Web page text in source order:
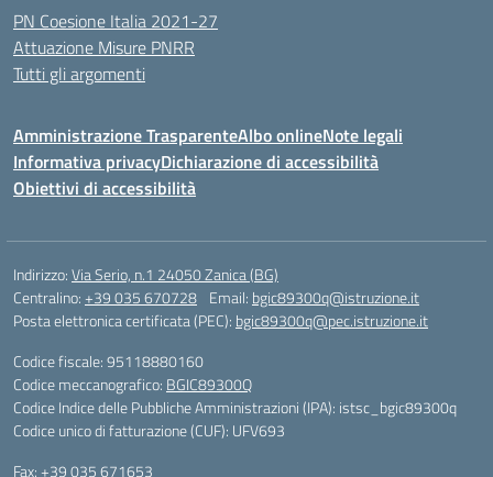
PN Coesione Italia 2021-27
Attuazione Misure PNRR
Tutti gli argomenti
Amministrazione TrasparenteAlbo onlineNote legali
Informativa privacyDichiarazione di accessibilità
Obiettivi di accessibilità
Indirizzo:Via Serio, n.1 24050 Zanica (BG)
Centralino:+39 035 670728 Email: bgic89300q@istruzione.it
Posta elettronica certificata (PEC): bgic89300q@pec.istruzione.it
Codice fiscale: 95118880160
Codice meccanografico: BGIC89300Q
Codice Indice delle Pubbliche Amministrazioni (IPA): istsc_bgic89300q
Codice unico di fatturazione (CUF): UFV693
Fax: +39 035 671653